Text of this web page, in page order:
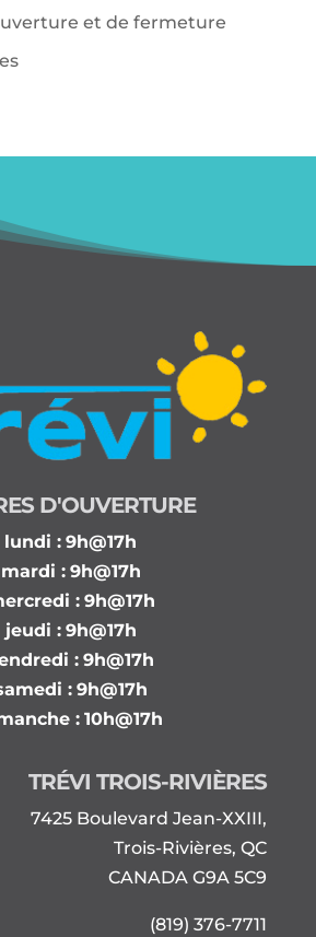
et de fermeture
D'OUVERTURE
lundi : 9h@17h
mardi : 9h@17h
: 9h@17h
jeudi : 9h@17h
: 9h@17h
: 9h@17h
: 10h@17h
TRÉVI TROIS-RIVIÈRES
7425 Boulevard Jean-XXIII,
Trois-Rivières, QC
CANADA G9A 5C9
(819) 376-7711